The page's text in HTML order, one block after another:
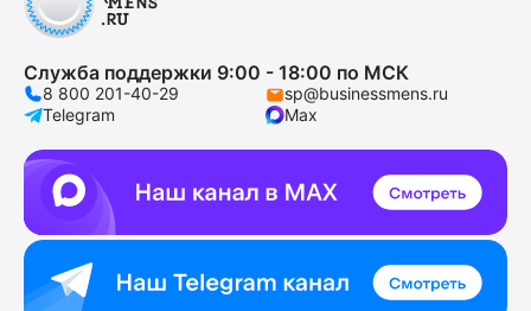
Служба поддержки 9:00 - 18:00 по МСК
8 800 201-40-29
sp@businessmens.ru
Telegram
Max